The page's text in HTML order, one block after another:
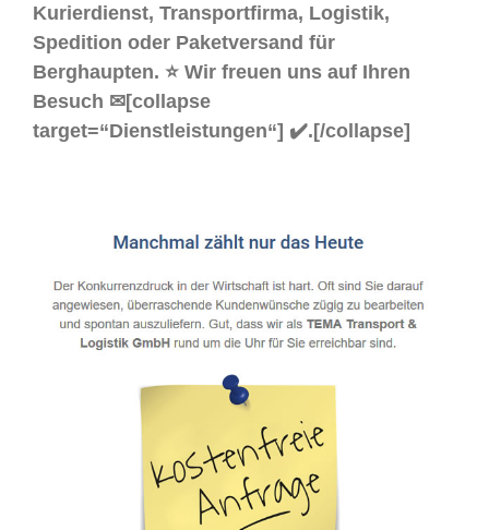
Kurierdienst, Transportfirma, Logistik,
Spedition oder Paketversand für
Berghaupten. ⭐ Wir freuen uns auf Ihren
Besuch ✉[collapse
target=“Dienstleistungen“] ✔️.[/collapse]